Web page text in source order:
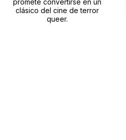
clásico del cine de terror
queer.